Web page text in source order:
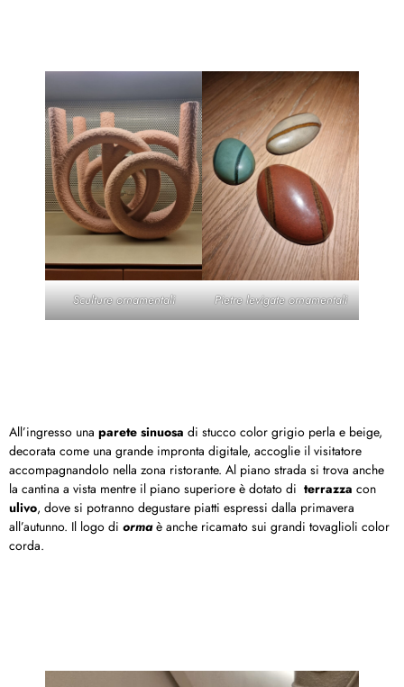
Sculture ornamentali Pietre levigate ornamentali
All’ingresso una parete sinuosa di stucco color grigio perla e beige,
decorata come una grande impronta digitale, accoglie il visitatore
accompagnandolo nella zona ristorante. Al piano strada si trova anche
la cantina a vista mentre il piano superiore è dotato di terrazza con
ulivo, dove si potranno degustare piatti espressi dalla primavera
all’autunno. Il logo di ormaè anche ricamato sui grandi tovaglioli color
corda.